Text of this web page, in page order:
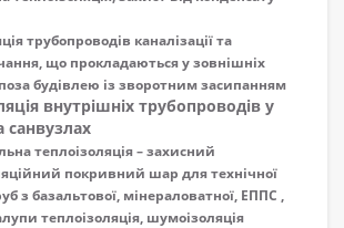
трубопроводів каналізації та
що прокладаються у зовнішніх
будівлею із зворотним засипанням
внутрішніх трубопроводів у
санвузлах
теплоізоляція – захисний
покривний шар для технічної
з базальтової, мінераловатної, ЕППС ,
теплоізоляція, шумоізоляція